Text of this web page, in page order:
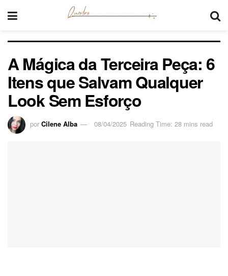
A Mágica da Terceira Peça: 6
Itens que Salvam Qualquer
Look Sem Esforço
por Cilene Alba 08/04/2025 Reading Time: 28 mins read